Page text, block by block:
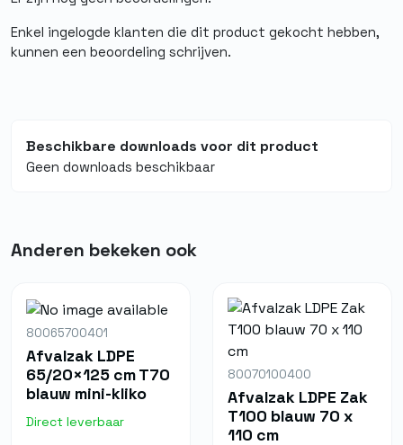
Soort
Afvalzak op rol
Enkel ingelogde klanten die dit product gekocht hebben,
kunnen een beoordeling schrijven.
Beschikbare downloads voor dit product
Geen downloads beschikbaar
Anderen bekeken ook
80065700401
Afvalzak LDPE
65/20×125 cm T70
blauw mini-kliko
Direct leverbaar
80070100400
Afvalzak LDPE Zak
T100 blauw 70 x
110 cm